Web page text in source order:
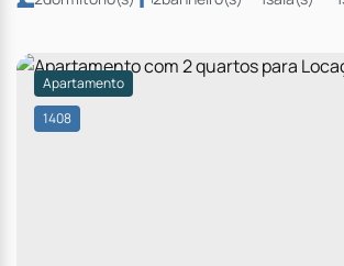
1408
Apartamento